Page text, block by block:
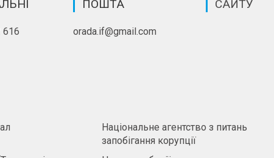
616
ПОШТА
orada.if@gmail.com
САЙТУ
Національне агентство з питань
запобігання корупції